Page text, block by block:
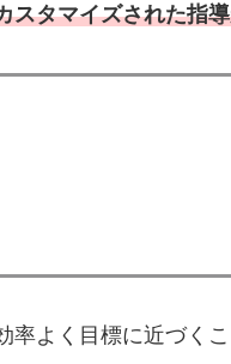
スタマイズされた指
よく目標に近づくこ